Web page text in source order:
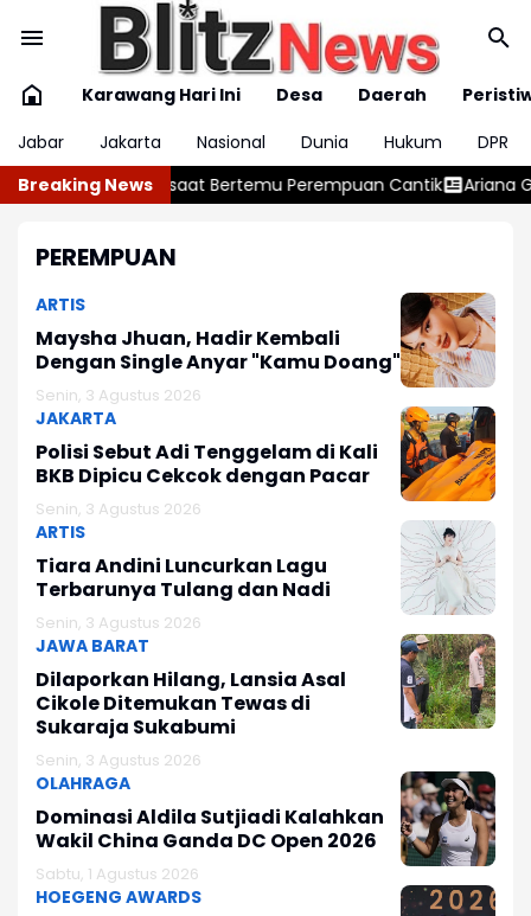
Karawang Hari Ini Desa Daerah
Jabar
Jakarta Nasional Dunia Hukum
DPR
Breaking News
Bertemu Perempuan Cantik Ariana Grande Rehat
PEREMPUAN
ARTIS
Maysha Jhuan, Hadir Kembali
Dengan Single Anyar "Kamu Doang"
Senin, 3 Agustus 2026
JAKARTA
Polisi Sebut Adi Tenggelam di Kali
BKB Dipicu Cekcok dengan Pacar
Senin, 3 Agustus 2026
ARTIS
Tiara Andini Luncurkan Lagu
Terbarunya Tulang dan Nadi
Senin, 3 Agustus 2026
JAWA BARAT
Dilaporkan Hilang, Lansia Asal
Cikole Ditemukan Tewas di
Sukaraja Sukabumi
Senin, 3 Agustus 2026
OLAHRAGA
Dominasi Aldila Sutjiadi Kalahkan
Wakil China Ganda DC Open 2026
Sabtu, 1 Agustus 2026
HOEGENG AWARDS